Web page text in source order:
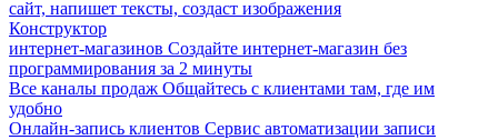
сайт, напишет тексты, создаст изображения
Конструктор
интернет-магазинов Создайте интернет-магазин без
программирования за 2 минуты
Все каналы продаж Общайтесь с клиентами там, где им
удобно
Онлайн-запись клиентов Сервис автоматизации записи